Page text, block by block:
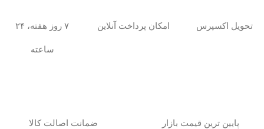
تحویل اکسپرس امکان پرداخت آنلاین ۷ روز هفته، ۲۴
ساعته
پایین ترین قیمت بازار ضمانت اصالت کالا